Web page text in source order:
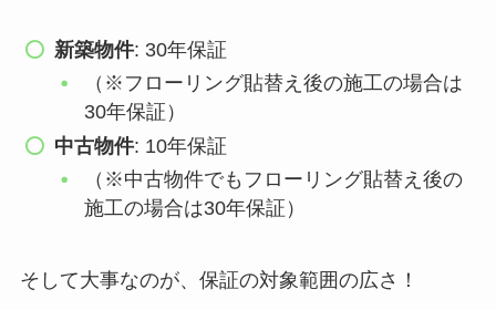
新築物件: 30年保証
（※フローリング貼替え後の施工の場合は
30年保証）
中古物件: 10年保証
（※中古物件でもフローリング貼替え後の
施工の場合は30年保証）
そして大事なのが、保証の対象範囲の広さ！